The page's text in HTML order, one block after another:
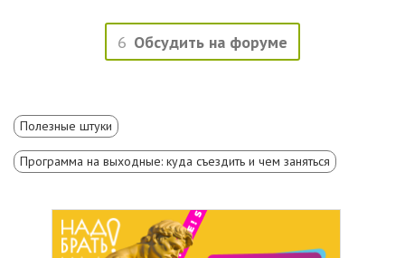
6 Обсудить на форуме
Полезные штуки
Программа на выходные: куда съездить и чем заняться